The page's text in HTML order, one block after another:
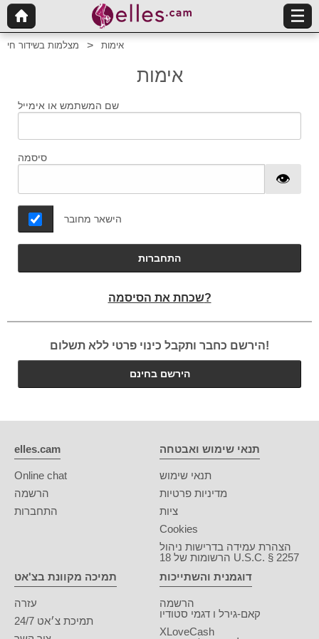
מצלמות בשידור חי אימות
אימות
שם המשתמש או אימייל
סיסמה
הישאר מחובר
התחברות
שכחת את הסיסמה?
הירשם כחבר ותקבל כינוי פרטי ללא תשלום!
הירשם בחינם
elles.cam
Online chat
הרשמה
התחברות
תנאי שימוש ואבטחה
תנאי שימוש
מדיניות פרטיות
ציות
Cookies
הצהרת עמידה בדרישות ניהול
הרשומות של 18 U.S.C. § 2257
תמיכה מקוונת בצ'אט
עזרה
תמיכת צ׳אט 24/7
דוגמנית והשתייכות
הרשמה
קאם-גירל ו דגמי סטודיו
XLoveCash